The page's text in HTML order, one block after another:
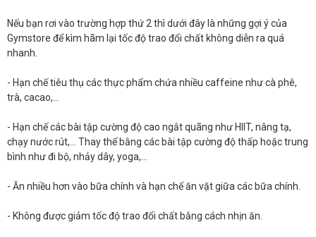
Nếu bạn rơi vào trường hợp thứ 2 thì dưới đây là những gợi ý của
Gymstore để kìm hãm lại tốc độ trao đổi chất không diễn ra quá
nhanh.
- Hạn chế tiêu thụ các thực phẩm chứa nhiều caffeine như cà phê,
trà, cacao,...
- Hạn chế các bài tập cường độ cao ngắt quãng như HIIT, nâng tạ,
chạy nước rút,… Thay thế bằng các bài tập cường độ thấp hoặc trung
bình như đi bộ, nhảy dây, yoga,…
- Ăn nhiều hơn vào bữa chính và hạn chế ăn vặt giữa các bữa chính.
- Không được giảm tốc độ trao đổi chất bằng cách nhịn ăn.